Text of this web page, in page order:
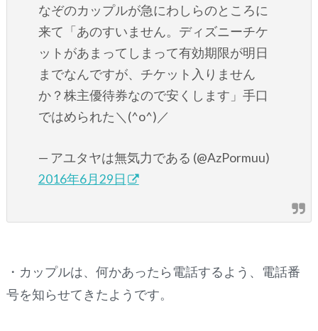
なぞのカップルが急にわしらのところに
来て「あのすいません。ディズニーチケ
ットがあまってしまって有効期限が明日
までなんですが、チケット入りません
か？株主優待券なので安くします」手口
ではめられた＼(^o^)／
— アユタヤは無気力である (@AzPormuu)
2016年6月29日
・カップルは、何かあったら電話するよう、電話番
号を知らせてきたようです。